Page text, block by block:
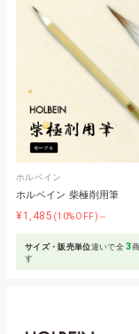
ホルベイン
ホルベイン 柴極削用筆
¥1,485 (10%OFF)～
サイズ・販売単位違いで全3
す